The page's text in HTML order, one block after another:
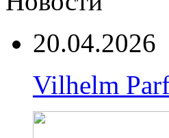
20.04.2026
Vilhelm